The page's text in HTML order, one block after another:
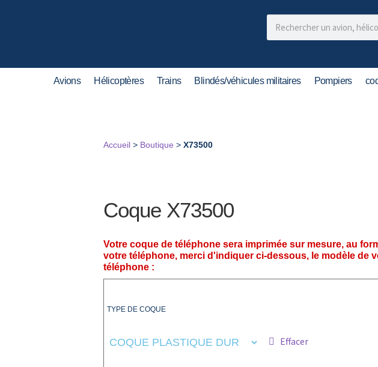
Avions Hélicoptères Trains Blindés/véhicules militaires Pompiers
Accueil > Boutique > X73500
Coque X73500
Votre coque de téléphone sera imprimée sur mesure, au
votre téléphone, merci d'indiquer ci-dessous, le modèle de
téléphone :
TYPE DE COQUE
Effacer